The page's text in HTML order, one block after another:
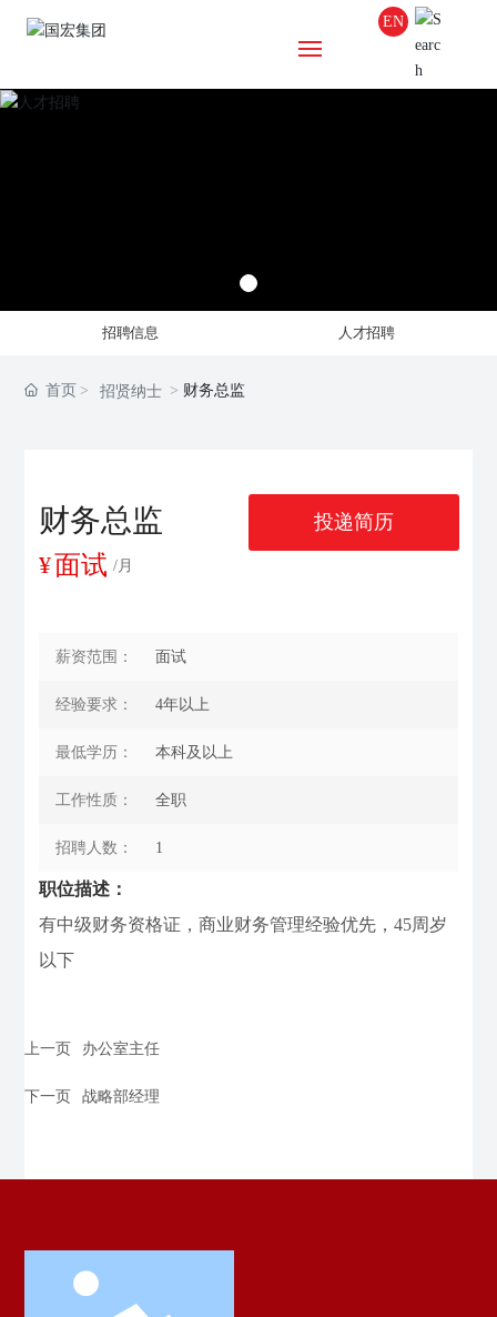
联系我们
EN
招聘信息 人才招聘
首页 招贤纳士 财务总监
财务总监
¥面试 /月
投递简历
薪资范围： 面试
经验要求： 4年以上
最低学历： 本科及以上
工作性质： 全职
招聘人数： 1
职位描述：
有中级财务资格证，商业财务管理经验优先，45周岁
以下
上一页 办公室主任
下一页 战略部经理